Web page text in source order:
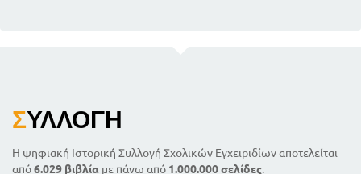
ΣΥΛΛΟΓΉ
Η ψηφιακή Ιστορική Συλλογή Σχολικών Εγχειριδίων αποτελείται
από6.029 βιβλία με πάνω από 1.000.000 σελίδες.